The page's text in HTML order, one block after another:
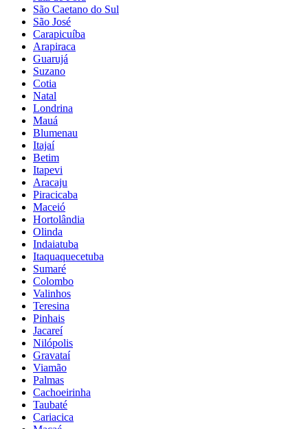
São Caetano do Sul
São José
Carapicuíba
Arapiraca
Guarujá
Suzano
Cotia
Natal
Londrina
Mauá
Blumenau
Itajaí
Betim
Itapevi
Aracaju
Piracicaba
Maceió
Hortolândia
Olinda
Indaiatuba
Itaquaquecetuba
Sumaré
Colombo
Valinhos
Teresina
Pinhais
Jacareí
Nilópolis
Gravataí
Viamão
Palmas
Cachoeirinha
Taubaté
Cariacica